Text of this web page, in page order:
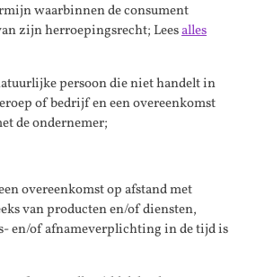
waarbinnen de consument
zijn herroepingsrecht; Leesalles
persoon die niet handelt in
of bedrijf en een overeenkomst
de ondernemer;
overeenkomst op afstand met
van producten en/of diensten,
en/of afnameverplichting in de tijd is